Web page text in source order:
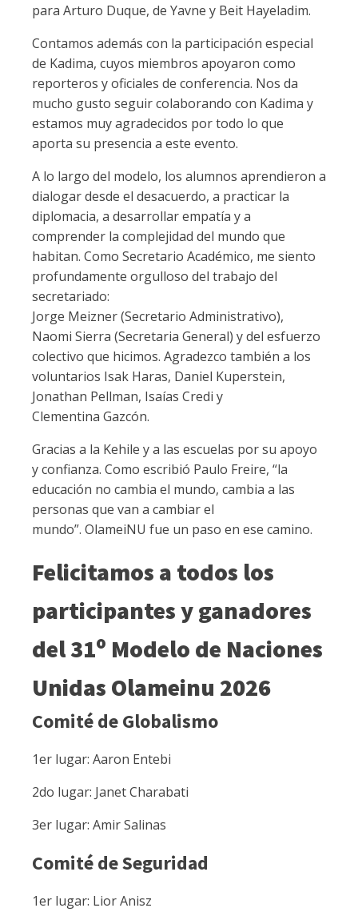
para Arturo Duque, de Yavne y Beit Hayeladim.
Contamos además con la participación especial
de Kadima, cuyos miembros apoyaron como
reporteros y oficiales de conferencia. Nos da
mucho gusto seguir colaborando con Kadima y
estamos muy agradecidos por todo lo que
aporta su presencia a este evento.
A lo largo del modelo, los alumnos aprendieron a
dialogar desde el desacuerdo, a practicar la
diplomacia, a desarrollar empatía y a
comprender la complejidad del mundo que
habitan. Como Secretario Académico, me siento
profundamente orgulloso del trabajo del
secretariado:
Jorge Meizner (Secretario Administrativo),
Naomi Sierra (Secretaria General) y del esfuerzo
colectivo que hicimos. Agradezco también a los
voluntarios Isak Haras, Daniel Kuperstein,
Jonathan Pellman, Isaías Credi y
Clementina Gazcón.
Gracias a la Kehile y a las escuelas por su apoyo
y confianza. Como escribió Paulo Freire, “la
educación no cambia el mundo, cambia a las
personas que van a cambiar el
mundo”. OlameiNU fue un paso en ese camino.
Felicitamos a todos los
participantes y ganadores
del 31o Modelo de Naciones
Unidas Olameinu 2026
Comité de Globalismo
1er lugar‭: ‬Aaron Entebi
2do lugar‭: ‬Janet Charabati
3er lugar‭: ‬Amir Salinas
Comité de Seguridad
1er lugar‭: ‬Lior Anisz